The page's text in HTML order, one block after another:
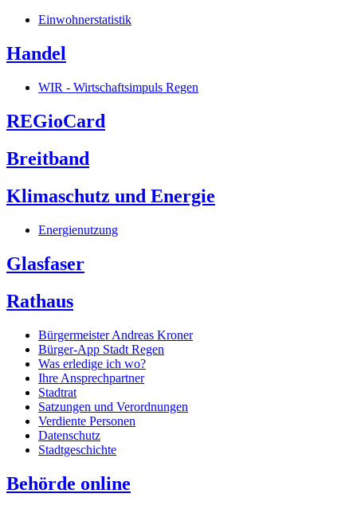
Einwohnerstatistik
Handel
WIR - Wirtschaftsimpuls Regen
REGioCard
Breitband
Klimaschutz und Energie
Energienutzung
Glasfaser
Rathaus
Bürgermeister Andreas Kroner
Bürger-App Stadt Regen
Was erledige ich wo?
Ihre Ansprechpartner
Stadtrat
Satzungen und Verordnungen
Verdiente Personen
Datenschutz
Stadtgeschichte
Behörde online